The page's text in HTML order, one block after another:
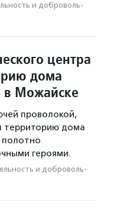
и доброволь­
центра
дома
в Можайске
проволокой,
территорию дома
полотно
героями.
и доброволь­